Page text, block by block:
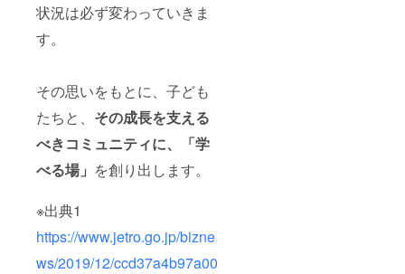
状況は必ず変わっていきま
す。
その思いをもとに、子ども
たちと、 その成長を支える
べきコミュニティに、「学
べる場」 を創り出します。
※出典1
https://www.jetro.go.jp/bizne
ws/2019/12/ccd37a4b97a00